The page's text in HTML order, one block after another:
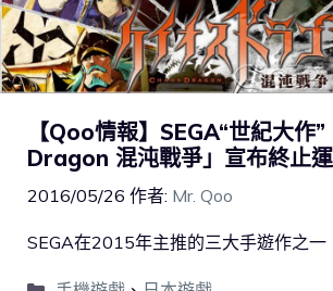
【Qoo情報】SEGA“世紀大作
Dragon 混沌戰爭」宣布終止
2016/05/26 作者: Mr. Qoo
SEGA在2015年主推的三大手遊作之一